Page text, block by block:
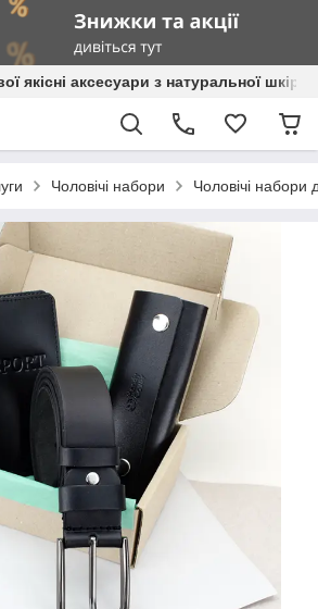
якісні аксесуари з натуральної шкіри
Чоловічі набори Чоловічі набори